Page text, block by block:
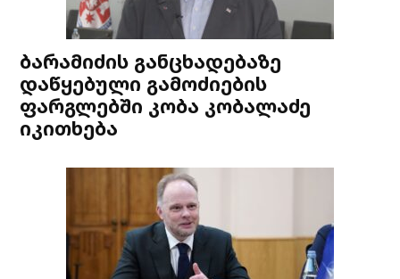
ბარამიძის განცხადებაზე
დაწყებული გამოძიების
ფარგლებში კობა კობალაძე
იკითხება